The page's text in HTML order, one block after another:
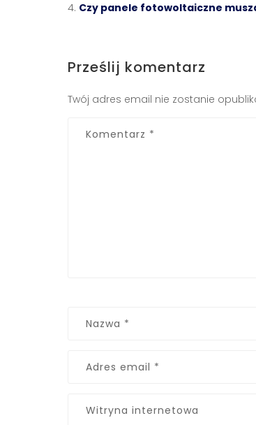
Czy panele fotowoltaiczne
Prześlij komentarz
Twój adres email nie zostanie